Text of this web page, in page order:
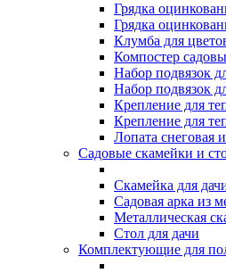
Грядка
Грядка
Клумба для
Компостер
Набор подвязок
Набор подвязок
Крепление для
Крепление для
Лопата снеговая
Садовые скамейки и
Скамейка для
Садовая арка из
Металлическая
Стол для дачи
Комплектующие для